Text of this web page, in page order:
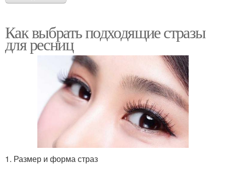
Как выбрать подходящие стразы
для ресниц
1. Размер и форма страз